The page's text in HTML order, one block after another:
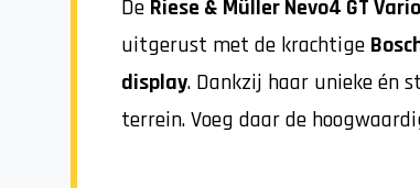
De Riese & Müller Nevo4 GT
uitgerust met de krachtige
display. Dankzij haar unieke én
terrein. Voeg daar de